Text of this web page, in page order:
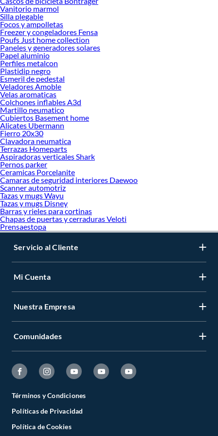
Encuentra una amplia variedad de productos de Almohadas en Sodimac.
Encuentra todo lo necesario para tus proyectos de renovación y decoración.
¡Visítanos y haz tus ideas realidad!
Vanitorio marmol
Silla plegable
Focos y ampolletas
Freezer y congeladores Fensa
Poufs Just home collection
Paneles y generadores solares
Papel aluminio
Perfiles metalcon
Plastidip negro
Esmeril de pedestal
Veladores Amoble
Velas aromaticas
Colchones inflables A3d
Martillo neumatico
Cubiertos Basement home
Alicates Ubermann
Fierro 20x30
Clavadora neumatica
Terrazas Homeparts
Aspiradoras verticales Shark
Pernos parker
Ceramicas Porcelanite
Camaras de seguridad interiores Daewoo
Scanner automotriz
Tazas y mugs Wayu
Tazas y mugs Disney
Barras y rieles para cortinas
Chapas de puertas y cerraduras Veloti
Prensaestopa
Servicio al Cliente
Mi Cuenta
Nuestra Empresa
Comunidades
Términos y Condiciones
Políticas de Privacidad
Política de Cookies